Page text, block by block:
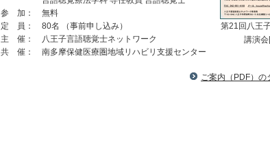
第21回八王
講演
参 加： 無料
定 員： 80名 （事前申し込み）
主 催： 八王子言語聴覚士ネットワーク
共 催： 南多摩保健医療圏地域リハビリ支援センター
ご案内（PDF）の